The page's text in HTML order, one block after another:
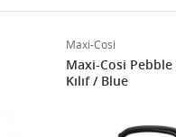
Maxi-Cosi
Maxi-Cosi
Kılıf / Blue